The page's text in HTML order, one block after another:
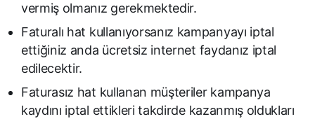
vermiş olmanız gerekmektedir.
Faturalı hat kullanıyorsanız kampanyayı iptal
ettiğiniz anda ücretsiz internet faydanız iptal
edilecektir.
Faturasız hat kullanan müşteriler kampanya
kaydını iptal ettikleri takdirde kazanmış oldukları